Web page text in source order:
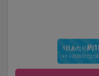
1日あたり約
※1ヶ月30日で計